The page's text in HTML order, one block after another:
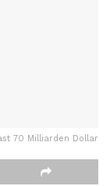
70 Milliarden Dollar